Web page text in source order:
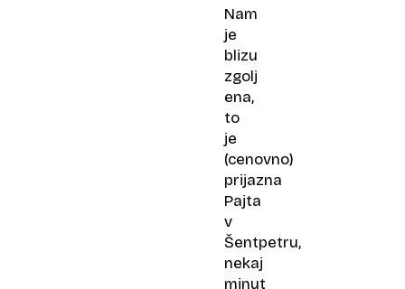
Nam
je
blizu
zgolj
ena,
to
je
(cenovno)
prijazna
Pajta
v
Šentpetru,
nekaj
minut